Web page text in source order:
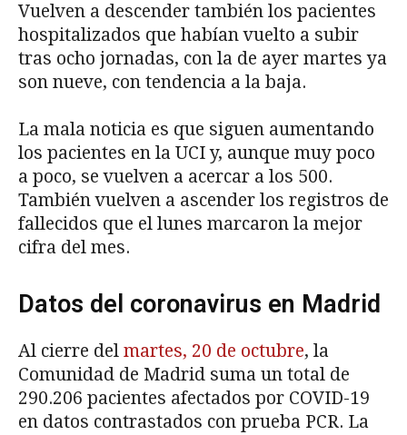
Vuelven a descender también los pacientes
hospitalizados que habían vuelto a subir
tras ocho jornadas, con la de ayer martes ya
son nueve, con tendencia a la baja.
La mala noticia es que siguen aumentando
los pacientes en la UCI y, aunque muy poco
a poco, se vuelven a acercar a los 500.
También vuelven a ascender los registros de
fallecidos que el lunes marcaron la mejor
cifra del mes.
Datos del coronavirus en Madrid
Al cierre del martes, 20 de octubre, la
Comunidad de Madrid suma un total de
290.206 pacientes afectados por COVID-19
en datos contrastados con prueba PCR. La